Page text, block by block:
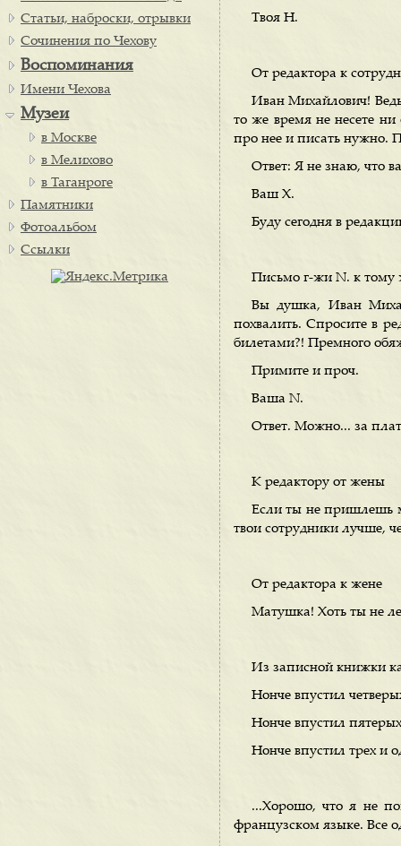
Твоя Н.
От редактора к
Иван Михайлович!
то же время не несете
про нее и писать нужно.
Ответ: Я не знаю, что
Ваш X.
Буду сегодня в
Письмо г-жи N. к тому
Вы душка, Иван
похвалить. Спросите в
билетами?! Премного
Примите и проч.
Ваша N.
Ответ. Можно... за
К редактору от жены
Если ты не пришлешь
твои сотрудники лучше,
От редактора к жене
Матушка! Хоть ты не
Из записной книжки
Нонче впустил
Нонче впустил
Нонче впустил трех и
...Хорошо, что я не
французском языке. Все
Статьи, наброски, отрывки
Сочинения по Чехову
Воспоминания
Имени Чехова
Музеи
в Москве
в Мелихово
в Таганроге
Памятники
Фотоальбом
Ссылки